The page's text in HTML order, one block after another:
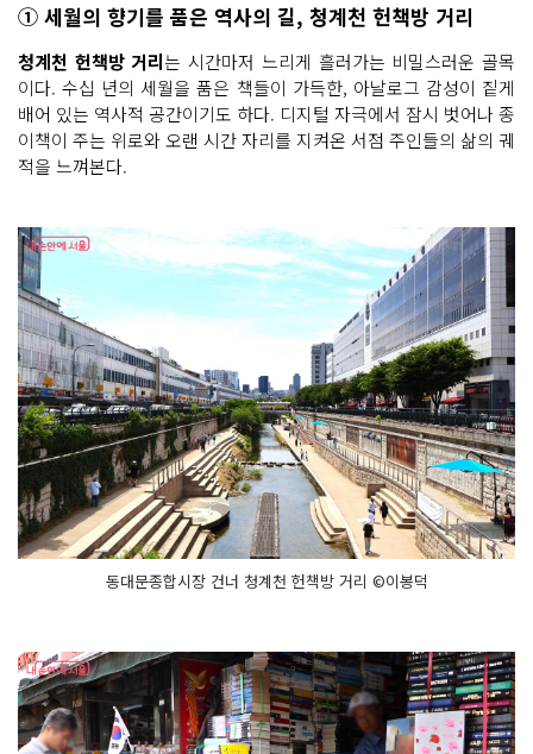
① 세월의 향기를 품은 역사의 길, 청계천 헌책방 거리
청계천 헌책방 거리는 시간마저 느리게 흘러가는 비밀스러운 골목
이다. 수십 년의 세월을 품은 책들이 가득한, 아날로그 감성이 짙게
배어 있는 역사적 공간이기도 하다. 디지털 자극에서 잠시 벗어나 종
이책이 주는 위로와 오랜 시간 자리를 지켜온 서점 주인들의 삶의 궤
적을 느껴본다.
동대문종합시장 건너 청계천 헌책방 거리 ©이봉덕